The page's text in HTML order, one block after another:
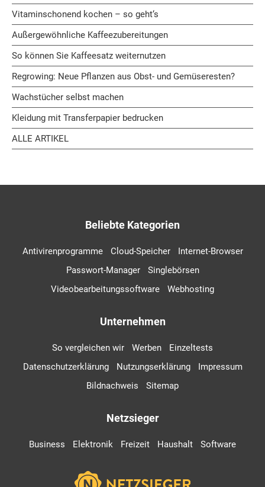
Vitaminschonend kochen – so geht‘s
Außergewöhnliche Kaffeezubereitungen
So können Sie Kaffeesatz weiternutzen
Regrowing: Neue Pflanzen aus Obst- und Gemüseresten?
Wachstücher selbst machen
Kleidung mit Transferpapier bedrucken
ALLE ARTIKEL
Beliebte Kategorien
Antivirenprogramme Cloud-Speicher
Internet-Browser
Passwort-Manager
Singlebörsen
Videobearbeitungssoftware
Webhosting
Unternehmen
So vergleichen wir Werben
Einzeltests
Datenschutzerklärung
Nutzungserklärung
Impressum
Bildnachweis
Sitemap
Netzsieger
Business Elektronik Freizeit Haushalt Software